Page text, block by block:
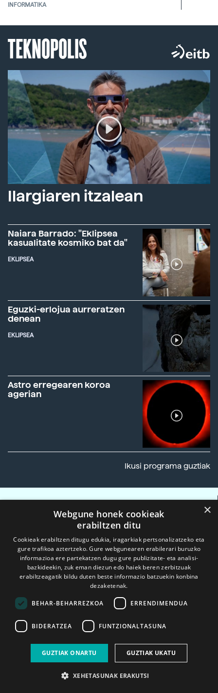
INFORMATIKA
TEKNOPOLIS
Ilargiaren itzalean
Naiara Barrado: "Eklipsea
kasualitate kosmiko bat da"
EKLIPSEA
Eguzki-erlojua aurreratzen
denean
EKLIPSEA
Astro erregearen koroa
agerian
Ikusi programa guztiak
ALDIZKARIA ×
Webgune honek cookieak
erabiltzen ditu
Cookieak erabiltzen ditugu edukia, iragarkiak pertsonalizatzeko eta
gure trafikoa aztertzeko. Gure webgunearen erabilerari buruzko
informazioa ere partekatzen dugu gure publizitate- eta analisi-
bazkideekin, zuk eman diezun edo haiek beren zerbitzuak
erabiltzeagatik bildu duten beste informazio batzuekin konbina
dezaketenak.
BEHAR-BEHARREZKOA ERRENDIMENDUA
BIDERATZEA FUNTZIONALTASUNA
GUZTIAK ONARTU GUZTIAK UKATU
XEHETASUNAK ERAKUTSI